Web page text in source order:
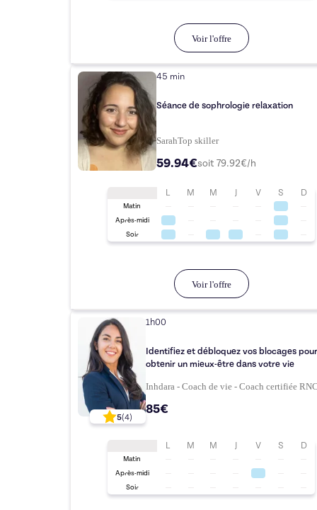
Voir l'offre
45 min
Séance de sophrologie relaxation
SarahTop skiller
59.94€soit 79.92€/h
L M M J V S D
Matin
Après-midi
Soir
Voir l'offre
5(4)
1h00
Identifiez et débloquez vos blocages pour
obtenir un mieux-être dans votre vie
Inhdara - Coach de vie - Coach certifiée
85€
L M M J V S D
Matin
Après-midi
Soir